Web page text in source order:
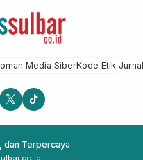
Media SiberKode Etik
dan Terpercaya